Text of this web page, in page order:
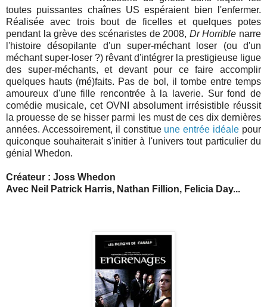
toutes puissantes chaînes US espéraient bien l'enfermer.
Réalisée avec trois bout de ficelles et quelques potes
pendant la grève des scénaristes de 2008, Dr Horrible narre
l'histoire désopilante d'un super-méchant loser (ou d'un
méchant super-loser ?) rêvant d'intégrer la prestigieuse ligue
des super-méchants, et devant pour ce faire accomplir
quelques hauts (mé)faits. Pas de bol, il tombe entre temps
amoureux d'une fille rencontrée à la laverie. Sur fond de
comédie musicale, cet OVNI absolument irrésistible réussit
la prouesse de se hisser parmi les must de ces dix dernières
années. Accessoirement, il constitue une entrée idéale pour
quiconque souhaiterait s'initier à l'univers tout particulier du
génial Whedon.
Créateur : Joss Whedon
Avec Neil Patrick Harris, Nathan Fillion, Felicia Day...